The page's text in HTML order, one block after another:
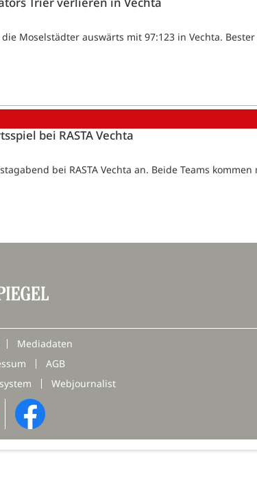
Moselstädter auswärts mit 97:123 in Vechta.
bei RASTA Vechta
bei RASTA Vechta an. Beide Teams
Mediadaten
AGB
Webjournalist